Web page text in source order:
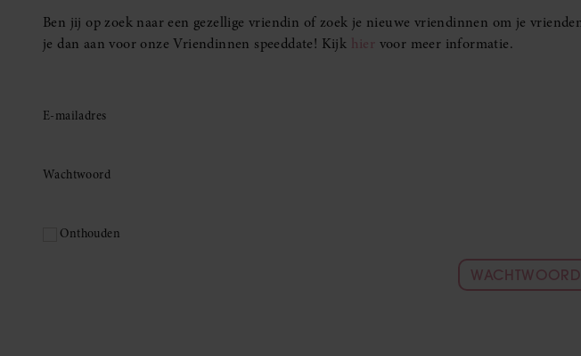
Ben jij op zoek naar een gezellige vriendin of zoek je nieuwe vriendinnen om je
je dan aan voor onze Vriendinnen speeddate! Kijk hier voor meer informatie.
E-mailadres
Wachtwoord
Onthouden
WACHTWOORD